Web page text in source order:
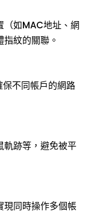
（如MAC地址、網
紋的關聯。
不同帳戶的網路
軌跡等，避免被平
現同時操作多個帳